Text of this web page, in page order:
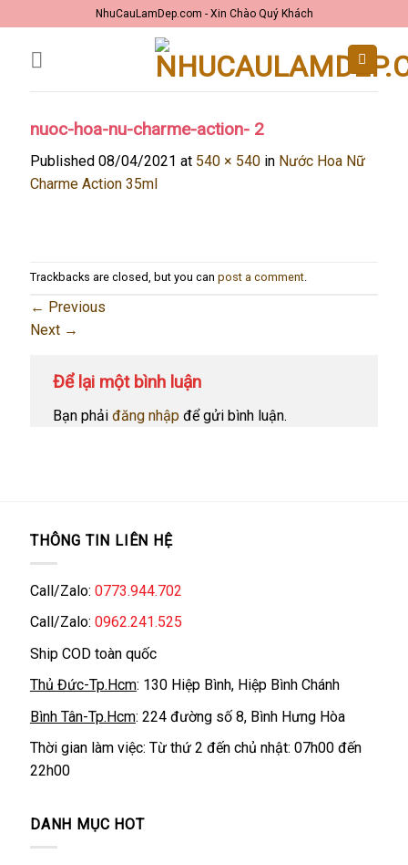
to
content
NhuCauLamDep.com - Xin Chào Quý Khách
nuoc-hoa-nu-charme-action- 2
Published 08/04/2021 at 540 × 540in Nước Hoa Nữ
Charme Action 35ml
Trackbacks are closed, but you can post a comment.
← Previous
Next →
Để lại một bình luận
Bạn phải đăng nhậpđể gửi bình luận.
THÔNG TIN LIÊN HỆ
Call/Zalo: 0773.944.702
Call/Zalo: 0962.241.525
Ship COD toàn quốc
Thủ Đức-Tp.Hcm: 130 Hiệp Bình, Hiệp Bình Chánh
Bình Tân-Tp.Hcm: 224 đường số 8, Bình Hưng Hòa
Thời gian làm việc: Từ thứ 2 đến chủ nhật: 07h00 đến
22h00
DANH MỤC HOT